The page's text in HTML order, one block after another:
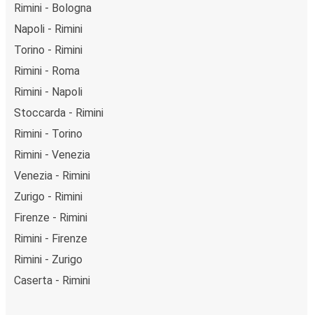
Rimini - Bologna
Napoli - Rimini
Torino - Rimini
Rimini - Roma
Rimini - Napoli
Stoccarda - Rimini
Rimini - Torino
Rimini - Venezia
Venezia - Rimini
Zurigo - Rimini
Firenze - Rimini
Rimini - Firenze
Rimini - Zurigo
Caserta - Rimini